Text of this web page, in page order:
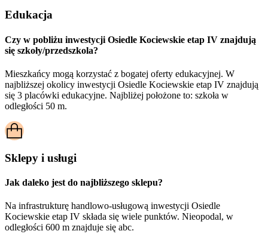
Edukacja
Czy w pobliżu inwestycji Osiedle Kociewskie etap IV znajdują
się szkoły/przedszkola?
Mieszkańcy mogą korzystać z bogatej oferty edukacyjnej. W
najbliższej okolicy inwestycji Osiedle Kociewskie etap IV znajdują
się 3 placówki edukacyjne. Najbliżej położone to: szkoła w
odległości 50 m.
Sklepy i usługi
Jak daleko jest do najbliższego sklepu?
Na infrastrukturę handlowo-usługową inwestycji Osiedle
Kociewskie etap IV składa się wiele punktów. Nieopodal, w
odległości 600 m znajduje się abc.